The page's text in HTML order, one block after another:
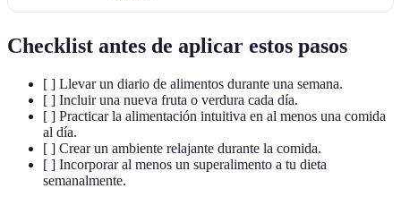
Checklist antes de aplicar estos pasos
[ ] Llevar un diario de alimentos durante una semana.
[ ] Incluir una nueva fruta o verdura cada día.
[ ] Practicar la alimentación intuitiva en al menos una comida
al día.
[ ] Crear un ambiente relajante durante la comida.
[ ] Incorporar al menos un superalimento a tu dieta
semanalmente.